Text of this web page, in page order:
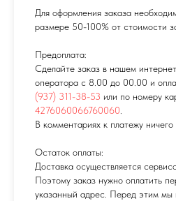
Для оформления заказа
размере 50-100% от стоимости
Предоплата:
Сделайте заказ в нашем
оператора с 8.00 до 00.00 и
(937) 311-38-53 или по номеру
4276060066760060
В комментариях к платежу
Остаток оплаты:
Доставка осуществляется
Поэтому заказ нужно оплатить
указанный адрес. Перед этим мы